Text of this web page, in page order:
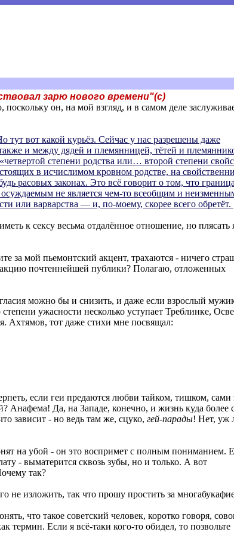
зарю нового времени"(с)
он, на мой взгляд, и в самом деле
вот какой курьёз. Сейчас у нас разрешены даже
и между дядей и племянницей, тётей и
степени родства или… второй степени
в исчислимом кровном родстве, на
расовых законах. Это всё говорит о том, что граница
не является чем-то всеобщим и
или варварства — и, по-моему, скорее всего обретёт.
к сексу весьма отдалённое отношение, но плясать
за мой пьемонтский акцент, трахаются - ничего
почтеннейшей публики? Полагаю, отложенных
можно бы и снизить, и даже если взрослый
ужасности несколько уступает Треблинке,
Ахтямов, тот даже стихи мне посвящал:
если геи предаются любви тайком, тишком, сами
Анафема! Да, на Западе, конечно, и жизнь куда более
зависит - но ведь там же, сцуко, гей-парады! Нет, уж
на убой - он это воспримет с полным пониманием.
- выматерится сквозь зубы, но и только. А вот
так?
не изложить, так что прошу простить за
что такое советский человек, коротко говоря,
термин. Если я всё-таки кого-то обидел, то позвольте